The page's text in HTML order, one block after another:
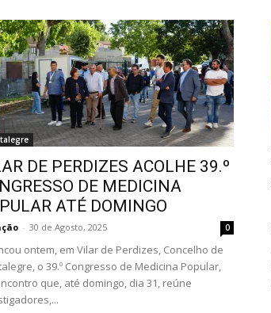
DE PERDIZES ACOLHE 39.º
DE MEDICINA
ATÉ DOMINGO
- 30 de Agosto, 2025 0
ontem, em Vilar de Perdizes, Concelho de
o 39.º Congresso de Medicina Popular,
que, até domingo, dia 31, reúne